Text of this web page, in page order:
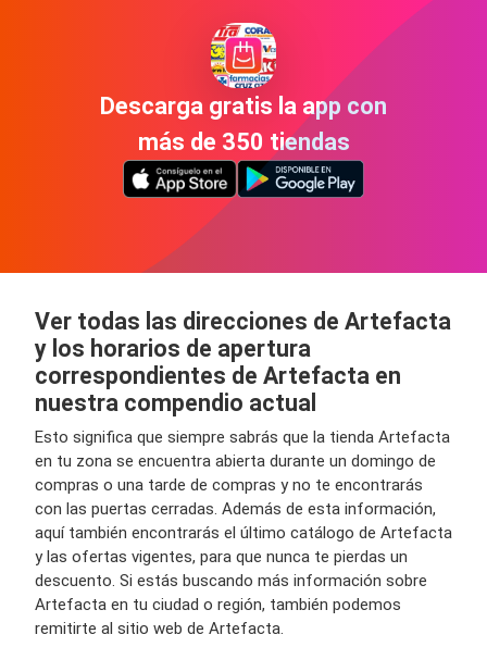
Descarga gratis la app con
más de 350 tiendas
Ver todas las direcciones de Artefacta
y los horarios de apertura
correspondientes de Artefacta en
nuestra compendio actual
Esto significa que siempre sabrás que la tienda Artefacta
en tu zona se encuentra abierta durante un domingo de
compras o una tarde de compras y no te encontrarás
con las puertas cerradas. Además de esta información,
aquí también encontrarás el último catálogo de Artefacta
y las ofertas vigentes, para que nunca te pierdas un
descuento. Si estás buscando más información sobre
Artefacta en tu ciudad o región, también podemos
remitirte al sitio web de Artefacta.